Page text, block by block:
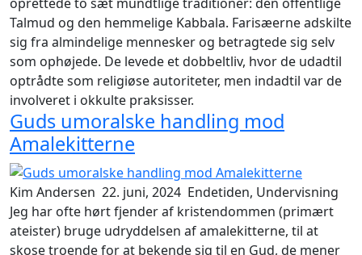
Talmud og den hemmelige Kabbala. Farisæerne adskilte
sig fra almindelige mennesker og betragtede sig selv
som ophøjede. De levede et dobbeltliv, hvor de udadtil
optrådte som religiøse autoriteter, men indadtil var de
involveret i okkulte praksisser.
Guds umoralske handling mod
Amalekitterne
Kim Andersen 22. juni, 2024 Endetiden, Undervisning
Jeg har ofte hørt fjender af kristendommen (primært
ateister) bruge udryddelsen af amalekitterne, til at
skose troende for at bekende sig til en Gud, de mener